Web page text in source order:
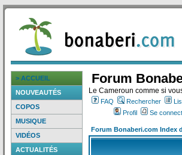
> ACCUEIL
NOUVEAUTÉS
COPOS
MUSIQUE
VIDÉOS
ACTUALITÉS
Forum
Le Cameroun comme si
FAQ Rechercher
Profil
Se
Forum Bonaberi.com Index